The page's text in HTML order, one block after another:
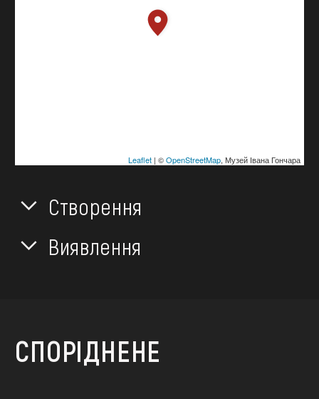
Leaflet| ©OpenStreetMap, Музей Івана Гончара
Створення
Виявлення
СПОРІДНЕНЕ